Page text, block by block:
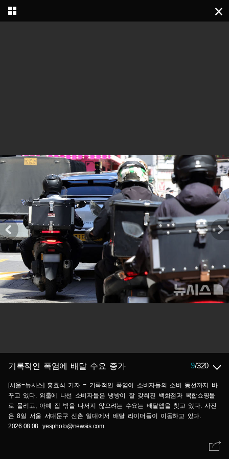
기록적인 폭염에 배달 수요 증가 9/320
[서울=뉴시스] 홍효식 기자 = 기록적인 폭염이 소비자들의 소비 동선까지 바
꾸고 있다. 외출에 나선 소비자들은 냉방이 잘 갖춰진 백화점과 복합쇼핑몰
로 몰리고, 아예 집 밖을 나서지 않으려는 수요는 배달앱을 찾고 있다. 사진
은 8일 서울 서대문구 신촌 일대에서 배달 라이더들이 이동하고 있다.
2026.08.08. yesphoto@newsis.com